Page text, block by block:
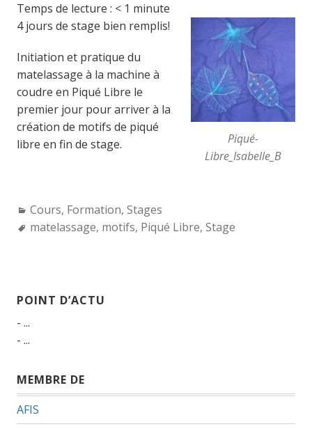
Temps de lecture : < 1 minute
Piqué-
Libre_Isabelle_B
4 jours de stage bien remplis!
Initiation et pratique du
matelassage à la machine à
coudre en Piqué Libre le
premier jour pour arriver à la
création de motifs de piqué
libre en fin de stage.
Categories:
Cours, Formation, Stages
Tags:
matelassage, motifs, Piqué Libre, Stage
POINT D’ACTU
- ...
- ...
MEMBRE DE
AFIS